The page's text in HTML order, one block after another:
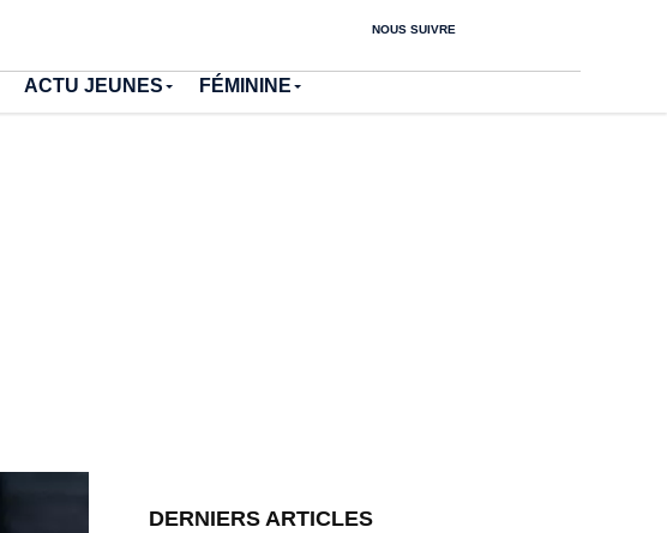
NOUS SUIVRE
ACTU JEUNES FÉMININE
DERNIERS ARTICLES